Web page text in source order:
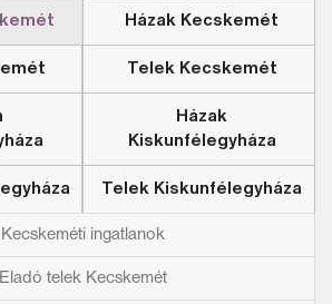
Házak Kecskemét
Telek Kecskemét
Házak
Kiskunfélegyháza
Telek Kiskunfélegyháza
Kecskeméti ingatlanok
Eladó telek Kecskemét